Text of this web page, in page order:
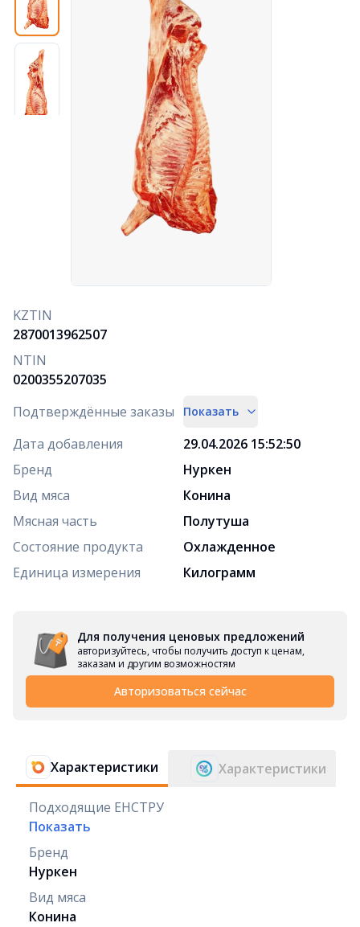
KZTIN
2870013962507
NTIN
0200355207035
Подтверждённые заказы
Показать
Дата добавления
29.04.2026 15:52:50
Бренд
Нуркен
Вид мяса
Конина
Мясная часть
Полутуша
Состояние продукта
Охлажденное
Единица измерения
Килограмм
Для получения ценовых предложений
авторизуйтесь, чтобы получить доступ к ценам,
заказам и другим возможностям
Авторизоваться сейчас
Характеристики Характеристики
Подходящие ЕНСТРУ
Показать
Бренд
Нуркен
Вид мяса
Конина